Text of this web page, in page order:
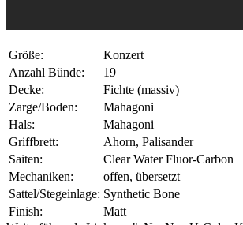
Größe:
Konzert
Anzahl Bünde:
19
Decke:
Fichte (massiv)
Zarge/Boden:
Mahagoni
Hals:
Mahagoni
Griffbrett:
Ahorn, Palisander
Saiten:
Clear Water Fluor-Carbon
Mechaniken:
offen, übersetzt
Sattel/Stegeinlage: Synthetic Bone
Finish:
Matt